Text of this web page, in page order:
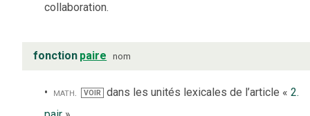
collaboration.
fonction paire nom
math. VOIR dans les unités lexicales de l’article « 2.